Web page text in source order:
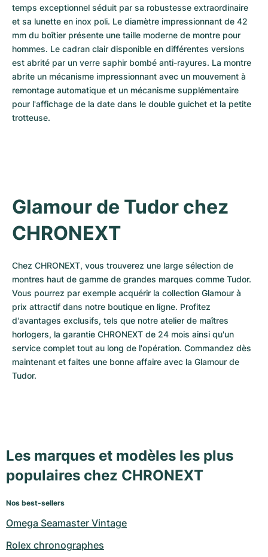
temps exceptionnel séduit par sa robustesse extraordinaire
et sa lunette en inox poli. Le diamètre impressionnant de 42
mm du boîtier présente une taille moderne de montre pour
hommes. Le cadran clair disponible en différentes versions
est abrité par un verre saphir bombé anti-rayures. La montre
abrite un mécanisme impressionnant avec un mouvement à
remontage automatique et un mécanisme supplémentaire
pour l'affichage de la date dans le double guichet et la petite
trotteuse.
Glamour de Tudor chez
CHRONEXT
Chez CHRONEXT, vous trouverez une large sélection de
montres haut de gamme de grandes marques comme Tudor.
Vous pourrez par exemple acquérir la collection Glamour à
prix attractif dans notre boutique en ligne. Profitez
d'avantages exclusifs, tels que notre atelier de maîtres
horlogers, la garantie CHRONEXT de 24 mois ainsi qu'un
service complet tout au long de l'opération. Commandez dès
maintenant et faites une bonne affaire avec la Glamour de
Tudor.
Les marques et modèles les plus
populaires chez CHRONEXT
Nos best-sellers
Omega Seamaster Vintage
Rolex chronographes